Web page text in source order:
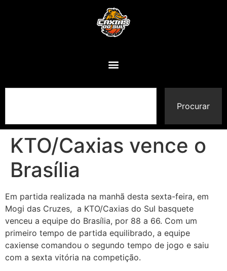
Procurar
KTO/Caxias vence o
Brasília
Em partida realizada na manhã desta sexta-feira, em
Mogi das Cruzes, a KTO/Caxias do Sul basquete
venceu a equipe do Brasília, por 88 a 66. Com um
primeiro tempo de partida equilibrado, a equipe
caxiense comandou o segundo tempo de jogo e saiu
com a sexta vitória na competição.